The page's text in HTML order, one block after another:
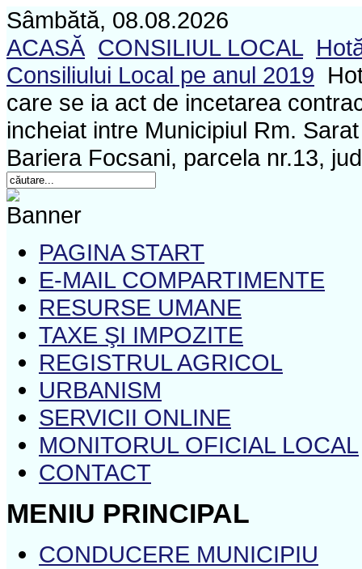
Sâmbătă, 08.08.2026
ACASĂ CONSILIUL LOCAL
Consiliului Local pe anul 2019
care se ia act de incetarea
incheiat intre Municipiul Rm.
Bariera Focsani, parcela nr.13,
PAGINA START
E-MAIL COMPARTIMENTE
RESURSE UMANE
TAXE ŞI IMPOZITE
REGISTRUL AGRICOL
URBANISM
SERVICII ONLINE
MONITORUL OFICIAL LOCAL
CONTACT
MENIU PRINCIPAL
CONDUCERE MUNICIPIU